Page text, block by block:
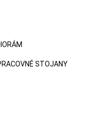
STOJANY